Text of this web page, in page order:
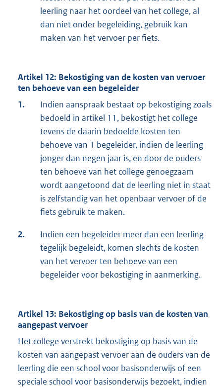
leerling naar het oordeel van het college, al
dan niet onder begeleiding, gebruik kan
maken van het vervoer per fiets.
Artikel 12: Bekostiging van de kosten van vervoer
ten behoeve van een begeleider
1.
Indien aanspraak bestaat op bekostiging zoals
bedoeld in artikel 11, bekostigt het college
tevens de daarin bedoelde kosten ten
behoeve van 1 begeleider, indien de leerling
jonger dan negen jaar is, en door de ouders
ten behoeve van het college genoegzaam
wordt aangetoond dat de leerling niet in staat
is zelfstandig van het openbaar vervoer of de
fiets gebruik te maken.
2.
Indien een begeleider meer dan een leerling
tegelijk begeleidt, komen slechts de kosten
van het vervoer ten behoeve van een
begeleider voor bekostiging in aanmerking.
Artikel 13: Bekostiging op basis van de kosten van
aangepast vervoer
Het college verstrekt bekostiging op basis van de
kosten van aangepast vervoer aan de ouders van de
leerling die een school voor basisonderwijs of een
speciale school voor basisonderwijs bezoekt, indien